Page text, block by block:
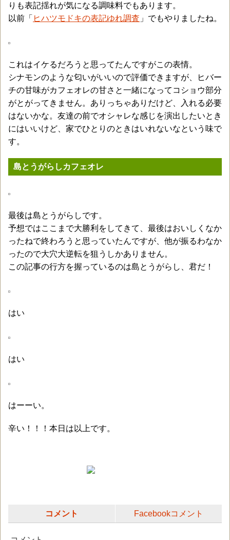
りも表記揺れが気になる調味料でもあります。
以前「 ヒハツモドキの表記ゆれ調査 」でもやりましたね。
これはイケるだろうと思ってたんですがこの表情。
シナモンのような匂いがいいので評価できますが、ヒバー
チの甘味がカフェオレの甘さと一緒になってコショウ部分
がとがってきません。ありっちゃありだけど、入れる必要
はないかな。友達の前でオシャレな感じを演出したいとき
にはいいけど、家でひとりのときはいれないなという味で
す。
島とうがらしカフェオレ
最後は島とうがらしです。
予想ではここまで大勝利をしてきて、最後はおいしくなか
ったねで終わろうと思っていたんですが、他が振るわなか
ったので大穴大逆転を狙うしかありません。
この記事の行方を握っているのは島とうがらし、君だ！
はい
はい
はーーい。
辛い！！！本日は以上です。
コメント Facebookコメント